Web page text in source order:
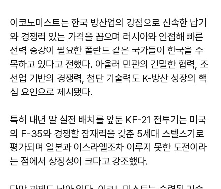
이코노미스트는 한국 방산업의 강점으로 신속한 납기
와 경쟁력 있는 가격을 꼽으며 러시아와 인접해 빠른
전력 증강이 필요한 폴란드 같은 국가들이 한국을 주
목하고 있다고 전했다. 아울러 민관의 긴밀한 협력, 조
선업 기반의 경쟁력, 첨단 기술력도 K-방산 성장의 핵
심 요인으로 제시됐다.
특히 내년 말 실전 배치를 앞둔 KF-21 전투기는 미국
의 F-35와 경쟁할 잠재력을 갖춘 5세대 스텔스기로
평가되며 일본과 이스라엘조차 이루지 못한 도전이라
는 점에서 상징성이 크다고 강조했다.